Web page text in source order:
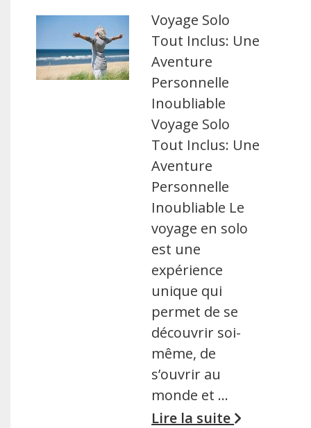
Voyage Solo
Tout Inclus: Une
Aventure
Personnelle
Inoubliable
Voyage Solo
Tout Inclus: Une
Aventure
Personnelle
Inoubliable Le
voyage en solo
est une
expérience
unique qui
permet de se
découvrir soi-
même, de
s’ouvrir au
monde et …
Lire la suite